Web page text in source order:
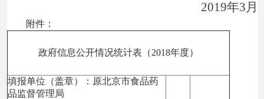
2019年3月
附件：
政府信息公开情况统计表（2018年度）
填报单位（盖章）：原北京市食品药
品监督管理局